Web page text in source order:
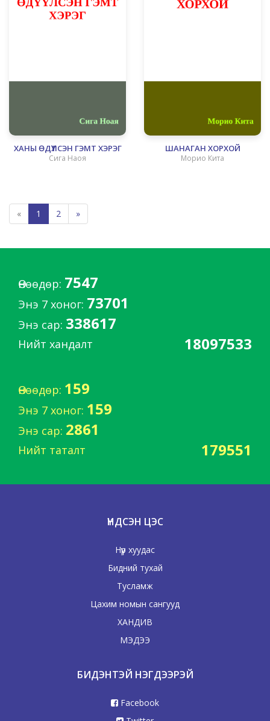
ХАНЫ ӨДҮҮЛСЭН ГЭМТ ХЭРЭГ
Сига Наоя
ШАНАГАН ХОРХОЙ
Морио Кита
« 1 2 »
Өнөөдөр: 7547
Энэ 7 хоног: 73701
Энэ сар: 338617
Нийт хандалт 18097533
Өнөөдөр: 159
Энэ 7 хоног: 159
Энэ сар: 2861
Нийт таталт 179551
ҮНДСЭН ЦЭС
Нүүр хуудас
Бидний тухай
Тусламж
Цахим номын сангууд
ХАНДИВ
МЭДЭЭ
БИДЭНТЭЙ НЭГДЭЭРЭЙ
Facebook